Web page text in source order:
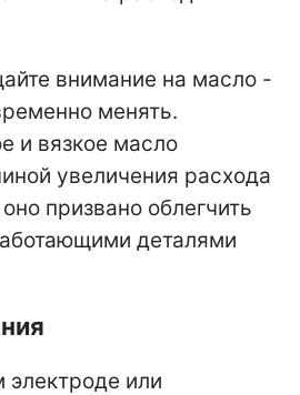
внимание на масло -
менять.
и вязкое масло
увеличения расхода
призвано облегчить
деталями
или